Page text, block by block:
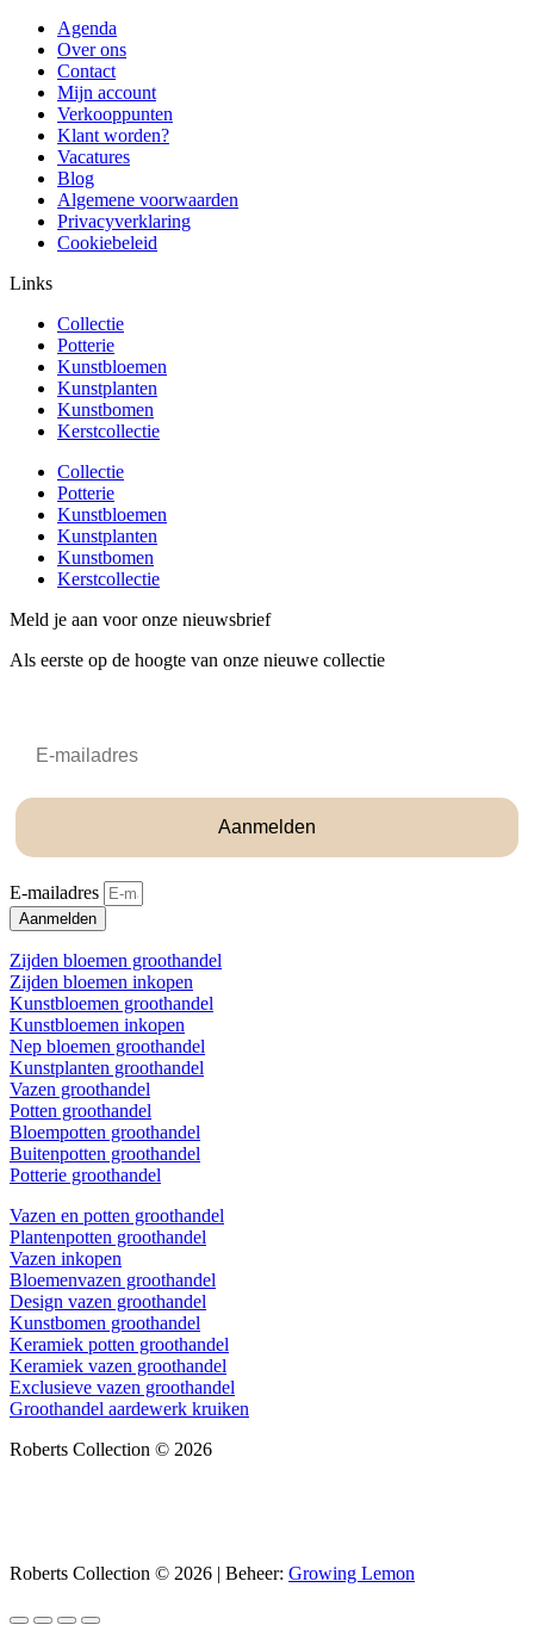
Agenda
Over ons
Contact
Mijn account
Verkooppunten
Klant worden?
Vacatures
Blog
Algemene voorwaarden
Privacyverklaring
Cookiebeleid
Links
Collectie
Potterie
Kunstbloemen
Kunstplanten
Kunstbomen
Kerstcollectie
Collectie
Potterie
Kunstbloemen
Kunstplanten
Kunstbomen
Kerstcollectie
Meld je aan voor onze nieuwsbrief
Als eerste op de hoogte van onze nieuwe collectie
Aanmelden
E-mailadres
Aanmelden
Zijden bloemen groothandel
Zijden bloemen inkopen
Kunstbloemen groothandel
Kunstbloemen inkopen
Nep bloemen groothandel
Kunstplanten groothandel
Vazen groothandel
Potten groothandel
Bloempotten groothandel
Buitenpotten groothandel
Potterie groothandel
Vazen en potten groothandel
Plantenpotten groothandel
Vazen inkopen
Bloemenvazen groothandel
Design vazen groothandel
Kunstbomen groothandel
Keramiek potten groothandel
Keramiek vazen groothandel
Exclusieve vazen groothandel
Groothandel aardewerk kruiken
Roberts Collection © 2026
Roberts Collection © 2026 | Beheer: Growing Lemon